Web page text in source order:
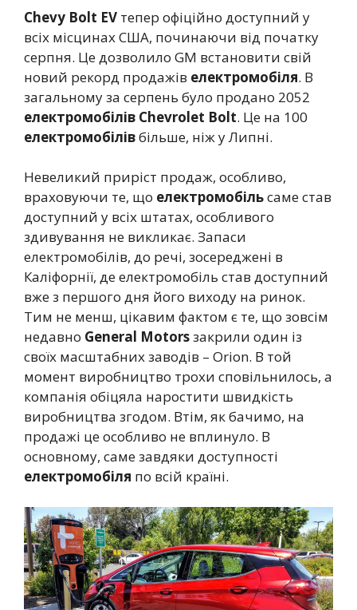
Chevy Bolt EV тепер офіційно доступний у
всіх місцинах США, починаючи від початку
серпня. Це дозволило GM встановити свій
новий рекорд продажів електромобіля. В
загальному за серпень було продано 2052
електромобілів Chevrolet Bolt. Це на 100
електромобілівбільше, ніж у Липні.
Невеликий приріст продаж, особливо,
враховуючи те, що електромобільсаме став
доступний у всіх штатах, особливого
здивування не викликає. Запаси
електромобілів, до речі, зосереджені в
Каліфорнії, де електромобіль став доступний
вже з першого дня його виходу на ринок.
Тим не менш, цікавим фактом є те, що зовсім
недавно General Motorsзакрили один із
своїх масштабних заводів – Orion. В той
момент виробництво трохи сповільнилось, а
компанія обіцяла наростити швидкість
виробництва згодом. Втім, як бачимо, на
продажі це особливо не вплинуло. В
основному, саме завдяки доступності
електромобіля по всій країні.